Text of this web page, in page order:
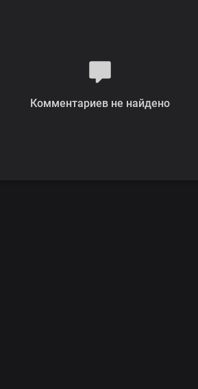
Комментариев не найдено